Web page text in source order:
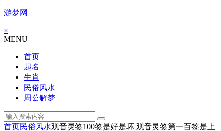
游梦网
×
MENU
首页
起名
生肖
民俗风水
周公解梦
首页民俗风水观音灵签100签是好是坏 观音灵签第一百签是上